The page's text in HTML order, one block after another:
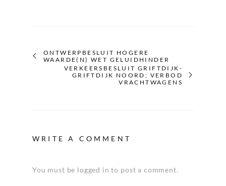
ONTWERPBESLUIT HOGERE
WAARDE(N) WET GELUIDHINDER
VERKEERSBESLUIT GRIFTDIJK-
GRIFTDIJK NOORD; VERBOD
VRACHTWAGENS
WRITE A COMMENT
You must be logged in to post a comment.